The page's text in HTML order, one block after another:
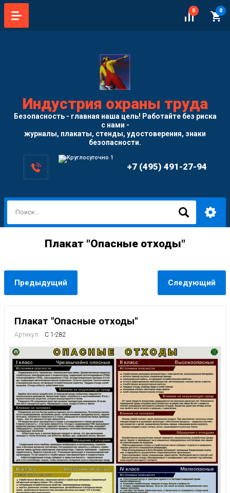
0 0
Индустрия охраны труда
Безопасность - главная наша цель! Работайте без риска
с нами -
журналы, плакаты, стенды, удостоверения, знаки
безопасности.
+7 (495) 491-27-94
Плакат "Опасные отходы"
Предыдущий Следующий
Плакат "Опасные отходы"
Артикул: С 1-282